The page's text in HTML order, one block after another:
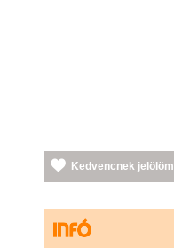
Kedvencnek jelölöm